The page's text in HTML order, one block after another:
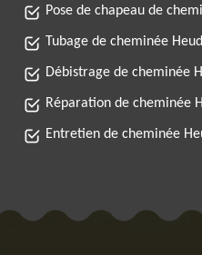
Pose de chapeau de
Tubage de cheminée
Débistrage de cheminée
Réparation de cheminée
Entretien de cheminée